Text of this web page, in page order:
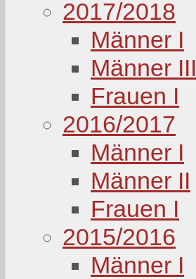
2017/2018
Männer I
Männer III
Frauen I
2016/2017
Männer I
Männer II
Frauen I
2015/2016
Männer I